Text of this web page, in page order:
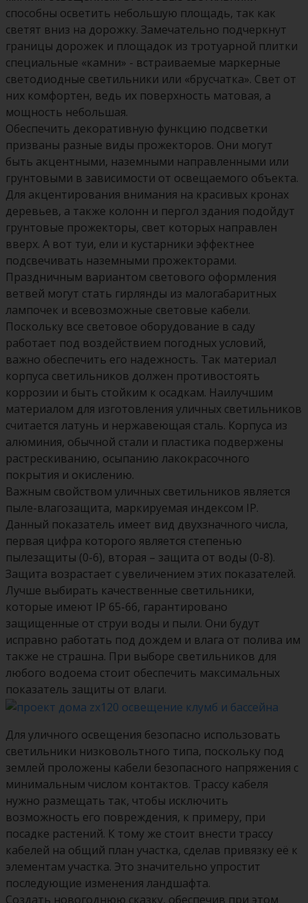
способны осветить небольшую площадь, так как
светят вниз на дорожку. Замечательно подчеркнут
границы дорожек и площадок из тротуарной плитки
специальные «камни» - встраиваемые маркерные
светодиодные светильники или «брусчатка». Свет от
них комфортен, ведь их поверхность матовая, а
мощность небольшая.
Обеспечить декоративную функцию подсветки
призваны разные виды прожекторов. Они могут
быть акцентными, наземными направленными или
грунтовыми в зависимости от освещаемого объекта.
Для акцентирования внимания на красивых кронах
деревьев, а также колонн и пергол здания подойдут
грунтовые прожекторы, свет которых направлен
вверх. А вот туи, ели и кустарники эффектнее
подсвечивать наземными прожекторами.
Праздничным вариантом светового оформления
ветвей могут стать гирлянды из малогабаритных
лампочек и всевозможные световые кабели.
Поскольку все световое оборудование в саду
работает под воздействием погодных условий,
важно обеспечить его надежность. Так материал
корпуса светильников должен противостоять
коррозии и быть стойким к осадкам. Наилучшим
материалом для изготовления уличных светильников
считается латунь и нержавеющая сталь. Корпуса из
алюминия, обычной стали и пластика подвержены
растрескиванию, осыпанию лакокрасочного
покрытия и окислению.
Важным свойством уличных светильников является
пыле-влагозащита, маркируемая индексом IP.
Данный показатель имеет вид двухзначного числа,
первая цифра которого является степенью
пылезащиты (0-6), вторая – защита от воды (0-8).
Защита возрастает с увеличением этих показателей.
Лучше выбирать качественные светильники,
которые имеют IP 65-66, гарантировано
защищенные от струи воды и пыли. Они будут
исправно работать под дождем и влага от полива им
также не страшна. При выборе светильников для
любого водоема стоит обеспечить максимальных
показатель защиты от влаги.
Для уличного освещения безопасно использовать
светильники низковольтного типа, поскольку под
землей проложены кабели безопасного напряжения с
минимальным числом контактов. Трассу кабеля
нужно размещать так, чтобы исключить
возможность его повреждения, к примеру, при
посадке растений. К тому же стоит внести трассу
кабелей на общий план участка, сделав привязку её к
элементам участка. Это значительно упростит
последующие изменения ландшафта.
Создать новогоднюю сказку, обеспечив при этом